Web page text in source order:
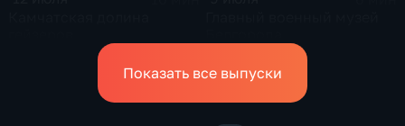
Показать все выпуски